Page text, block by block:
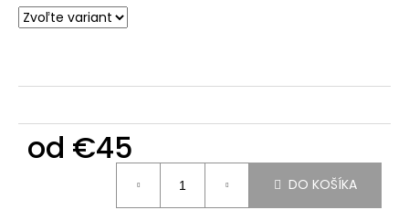
od €45
DO KOŠÍKA
d
p
o